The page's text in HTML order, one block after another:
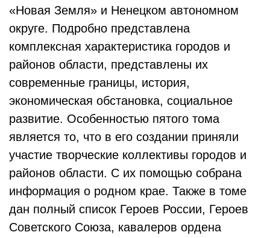
«Новая Земля» и Ненецком автономном
округе. Подробно представлена
комплексная характеристика городов и
районов области, представлены их
современные границы, история,
экономическая обстановка, социальное
развитие. Особенностью пятого тома
является то, что в его создании приняли
участие творческие коллективы городов и
районов области. С их помощью собрана
информация о родном крае. Также в томе
дан полный список Героев России, Героев
Советского Союза, кавалеров ордена